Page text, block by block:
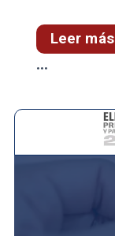
Leer más
...